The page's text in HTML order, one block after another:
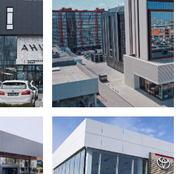
TOYOTA РІВНЕ